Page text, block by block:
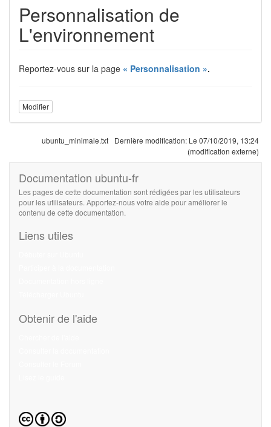
Personnalisation de
L'environnement
Reportez-vous sur la page « Personnalisation ».
Modifier
ubuntu_minimale.txt Dernière modification: Le 07/10/2019, 13:24
(modification externe)
Documentation ubuntu-fr
Les pages de cette documentation sont rédigées par les utilisateurs
pour les utilisateurs. Apportez-nous votre aide pour améliorer le
contenu de cette documentation.
Liens utiles
Obtenir de l'aide